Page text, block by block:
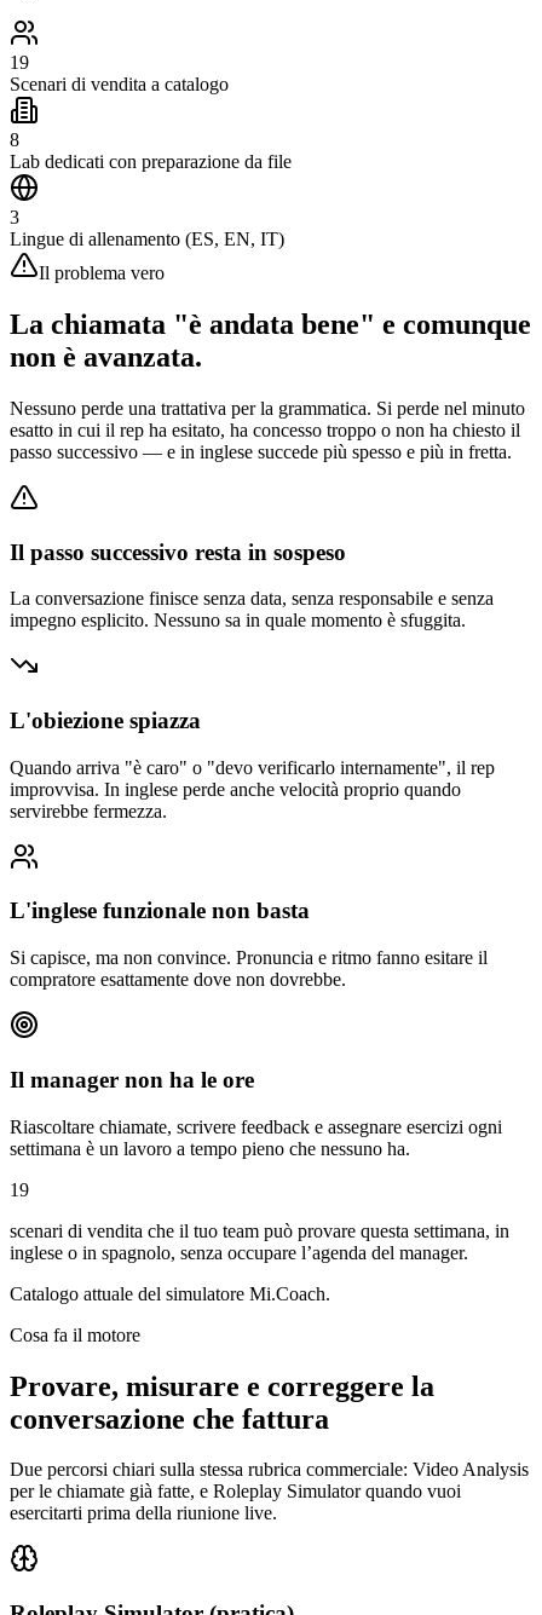
19
Scenari di vendita a catalogo
8
Lab dedicati con preparazione da file
3
Lingue di allenamento (ES, EN, IT)
Il problema vero
La chiamata "è andata bene" e comunque
non è avanzata.
Nessuno perde una trattativa per la grammatica. Si perde nel minuto
esatto in cui il rep ha esitato, ha concesso troppo o non ha chiesto il
passo successivo — e in inglese succede più spesso e più in fretta.
Il passo successivo resta in sospeso
La conversazione finisce senza data, senza responsabile e senza
impegno esplicito. Nessuno sa in quale momento è sfuggita.
L'obiezione spiazza
Quando arriva "è caro" o "devo verificarlo internamente", il rep
improvvisa. In inglese perde anche velocità proprio quando
servirebbe fermezza.
L'inglese funzionale non basta
Si capisce, ma non convince. Pronuncia e ritmo fanno esitare il
compratore esattamente dove non dovrebbe.
Il manager non ha le ore
Riascoltare chiamate, scrivere feedback e assegnare esercizi ogni
settimana è un lavoro a tempo pieno che nessuno ha.
19
scenari di vendita che il tuo team può provare questa settimana, in
inglese o in spagnolo, senza occupare l’agenda del manager.
Catalogo attuale del simulatore Mi.Coach.
Cosa fa il motore
Provare, misurare e correggere la
conversazione che fattura
Due percorsi chiari sulla stessa rubrica commerciale: Video Analysis
per le chiamate già fatte, e Roleplay Simulator quando vuoi
esercitarti prima della riunione live.